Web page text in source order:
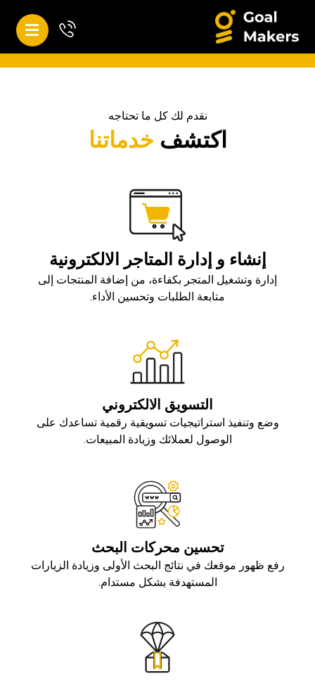
نقدم لك كل ما تحتاجه
اكتشف خدماتنا
إنشاء و إدارة المتاجر الالكترونية
إدارة وتشغيل المتجر بكفاءة، من إضافة المنتجات إلى
متابعة الطلبات وتحسين الأداء.
التسويق الالكتروني
وضع وتنفيذ استراتيجيات تسويقية رقمية تساعدك على
الوصول لعملائك وزيادة المبيعات.
تحسين محركات البحث
رفع ظهور موقعك في نتائج البحث الأولى وزيادة الزيارات
المستهدفة بشكل مستدام.